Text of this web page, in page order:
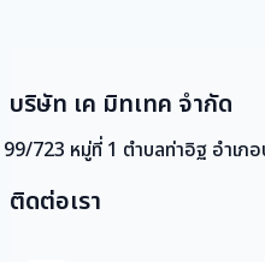
บริษัท เค มิทเทค จำกัด
99/723 หมู่ที่ 1 ตำบลท่าอิฐ อำเภ
ติดต่อเรา